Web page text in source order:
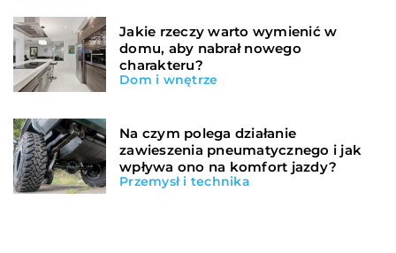
Jakie rzeczy warto wymienić w
domu, aby nabrał nowego
charakteru?
Dom i wnętrze
Na czym polega działanie
zawieszenia pneumatycznego i jak
wpływa ono na komfort jazdy?
Przemysł i technika